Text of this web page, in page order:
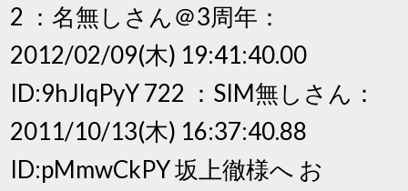
2 ：名無しさん＠3周年：
2012/02/09(木) 19:41:40.00
ID:9hJlqPyY 722 ：SIM無しさん：
2011/10/13(木) 16:37:40.88
ID:pMmwCkPY 坂上徹様へ お